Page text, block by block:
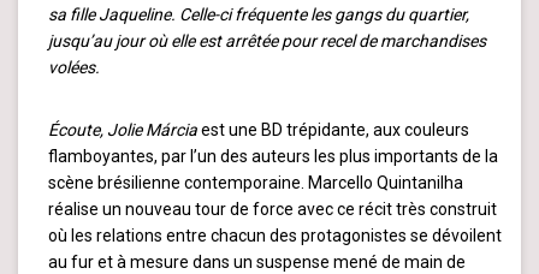
sa fille Jaqueline. Celle-ci fréquente les gangs du quartier,
jusqu’au jour où elle est arrêtée pour recel de marchandises
volées.
Écoute, Jolie Márciaest une BD trépidante, aux couleurs
flamboyantes, par l’un des auteurs les plus importants de la
scène brésilienne contemporaine. Marcello Quintanilha
réalise un nouveau tour de force avec ce récit très construit
où les relations entre chacun des protagonistes se dévoilent
au fur et à mesure dans un suspense mené de main de